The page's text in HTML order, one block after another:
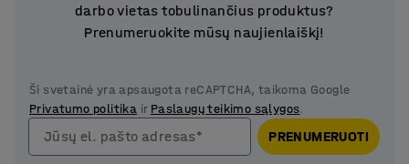
darbo vietas tobulinančius produktus?
Prenumeruokite mūsų naujienlaiškį!
Ši svetainė yra apsaugota reCAPTCHA, taikoma Google
Privatumo politika ir Paslaugų teikimo sąlygos.
Jūsų el. pašto adresas* PRENUMERUOTI